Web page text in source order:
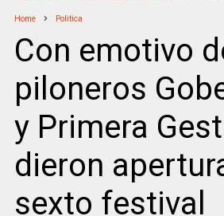
Home Politica
Con emotivo
piloneros
y Primera
dieron
sexto festival